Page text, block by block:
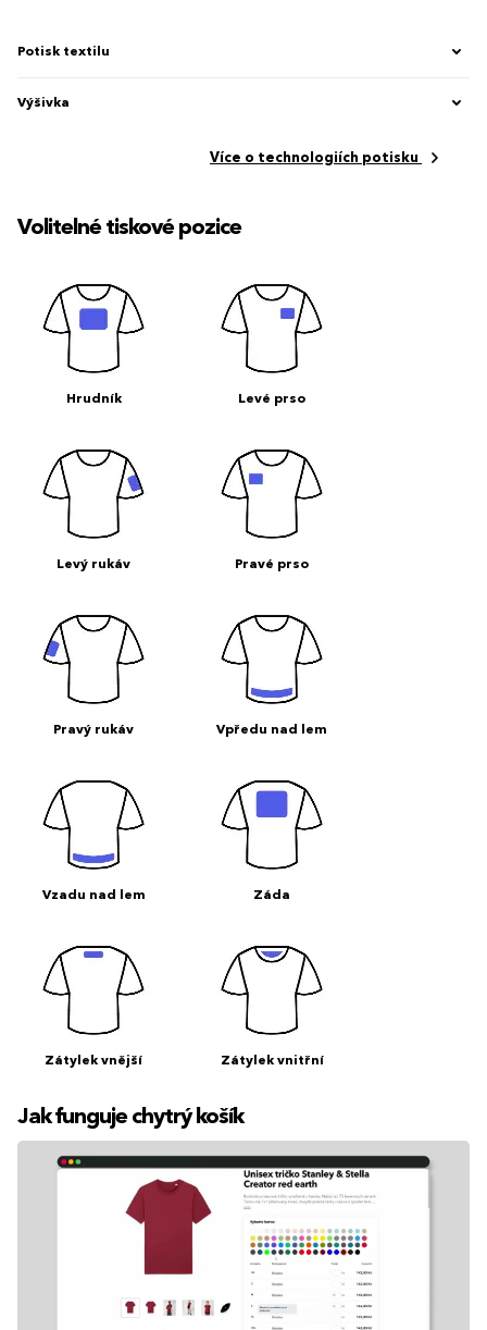
Potisk textilu
Výšivka
Více o technologiích potisku
Volitelné tiskové pozice
Hrudník Levé prso
Levý rukáv Pravé prso
Pravý rukáv Vpředu nad lem
Vzadu nad lem Záda
Zátylek vnější Zátylek vnitřní
Jak funguje chytrý košík